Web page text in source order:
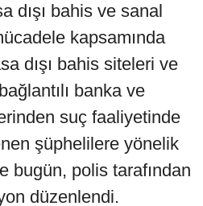
dışı bahis ve sanal
kapsamında
dışı bahis siteleri ve
banka ve
suç faaliyetinde
şüphelilere yönelik
bugün, polis tarafından
düzenlendi.